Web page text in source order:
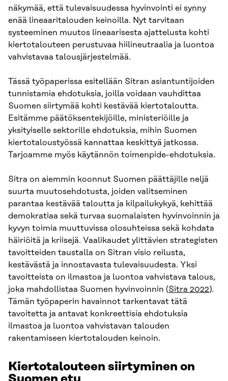
näkymää, että tulevaisuudessa hyvinvointi ei synny
enää lineaaritalouden keinoilla. Nyt tarvitaan
systeeminen muutos lineaarisesta ajattelusta kohti
kiertotalouteen perustuvaa hiilineutraalia ja luontoa
vahvistavaa talousjärjestelmää.
Tässä työpaperissa esitellään Sitran asiantuntijoiden
tunnistamia ehdotuksia, joilla voidaan vauhdittaa
Suomen siirtymää kohti kestävää kiertotaloutta.
Esitämme päätöksentekijöille, ministeriöille ja
yksityiselle sektorille ehdotuksia, mihin Suomen
kiertotaloustyössä kannattaa keskittyä jatkossa.
Tarjoamme myös käytännön toimenpide-ehdotuksia.
Sitra on aiemmin koonnut Suomen päättäjille neljä
suurta muutosehdotusta, joiden valitseminen
parantaa kestävää taloutta ja kilpailukykyä, kehittää
demokratiaa sekä turvaa suomalaisten hyvinvoinnin ja
kyvyn toimia muuttuvissa olosuhteissa sekä kohdata
häiriöitä ja kriisejä. Vaalikaudet ylittävien strategisten
tavoitteiden taustalla on Sitran visio reilusta,
kestävästä ja innostavasta tulevaisuudesta. Yksi
tavoitteista on ilmastoa ja luontoa vahvistava talous,
joka mahdollistaa Suomen hyvinvoinnin (Sitra 2022).
Tämän työpaperin havainnot tarkentavat tätä
tavoitetta ja antavat konkreettisia ehdotuksia
ilmastoa ja luontoa vahvistavan talouden
rakentamiseen kiertotalouden keinoin.
Kiertotalouteen siirtyminen on